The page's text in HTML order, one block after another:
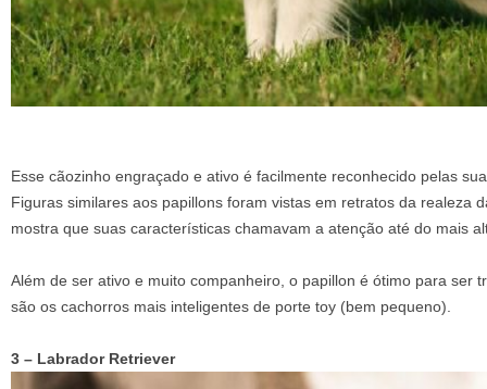
Esse cãozinho engraçado e ativo é facilmente reconhecido pelas
Figuras similares aos papillons foram vistas em retratos da realeza
mostra que suas características chamavam a atenção até do mais
Além de ser ativo e muito companheiro, o papillon é ótimo para ser
são os cachorros mais inteligentes de porte toy (bem pequeno).
3 – Labrador Retriever